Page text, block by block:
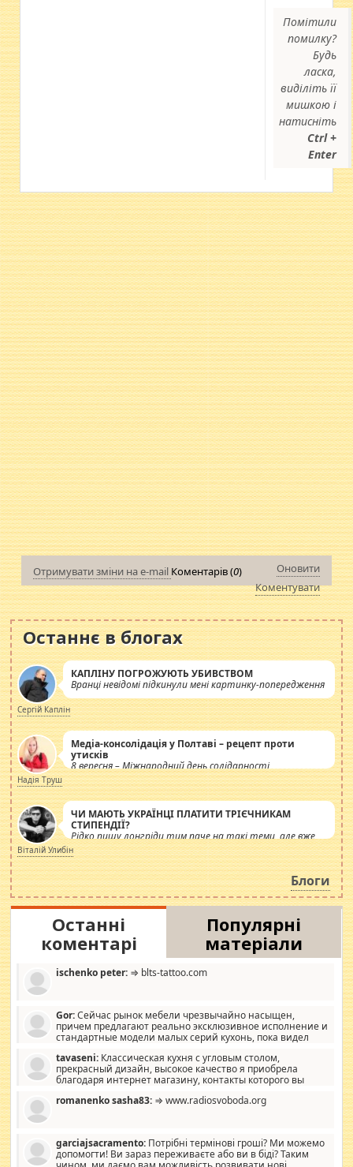
Помітили
помилку?
Будь
ласка,
виділіть її
мишкою і
натисніть
Ctrl +
Enter
Отримувати зміни на e-mail Коментарів (0)
Оновити
Коментувати
Останнє в блогах
КАПЛІНУ ПОГРОЖУЮТЬ УБИВСТВОМ
Вранці невідомі підкинули мені картинку-попередження
Сергій Каплін
Медіа-консолідація у Полтаві – рецепт проти
утисків
8 вересня – Міжнародний день солідарності
журналістів.
Надія Труш
ЧИ МАЮТЬ УКРАЇНЦІ ПЛАТИТИ ТРІЄЧНИКАМ
СТИПЕНДІЇ?
Рідко пишу лонгріди тим паче на такі теми, але вже
просто дістало! Обурюють сьогоднішні інсенуації
навколо стипендіального питання. Штучно
роздувається ще одна соціальна катастрофа.
Віталій Улибін
Блоги
Останні
коментарі
Популярні
матеріали
ischenko peter: ⇒ blts-tattoo.com
Gor:Сейчас рынок мебели чрезвычайно насыщен,
причем предлагают реально эксклюзивное исполнение и
стандартные модели малых серий кухонь, пока видел
стандартные формы, в MebelOk, креативненько и что главное -
со вкусом все в порядке, без ненужных наворотов удорожающих
мебель, а это не последний фактор.
tavaseni: Классическая кухня с угловым столом,
прекрасный дизайн, высокое качество я приобрела
благодаря интернет магазину, контакты которого вы
romanenko sasha83: ⇒ www.radiosvoboda.org
garciajsacramento: Потрібні термінові гроші? Ми можемо
допомогти! Ви зараз переживаєте або ви в біді? Таким